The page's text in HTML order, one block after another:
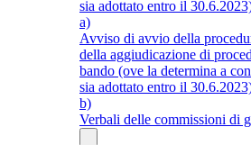
sia adottato entro il
a)
Avviso di avvio della
della aggiudicazione di
bando (ove la determina a
sia adottato entro il
b)
Verbali delle commissioni di